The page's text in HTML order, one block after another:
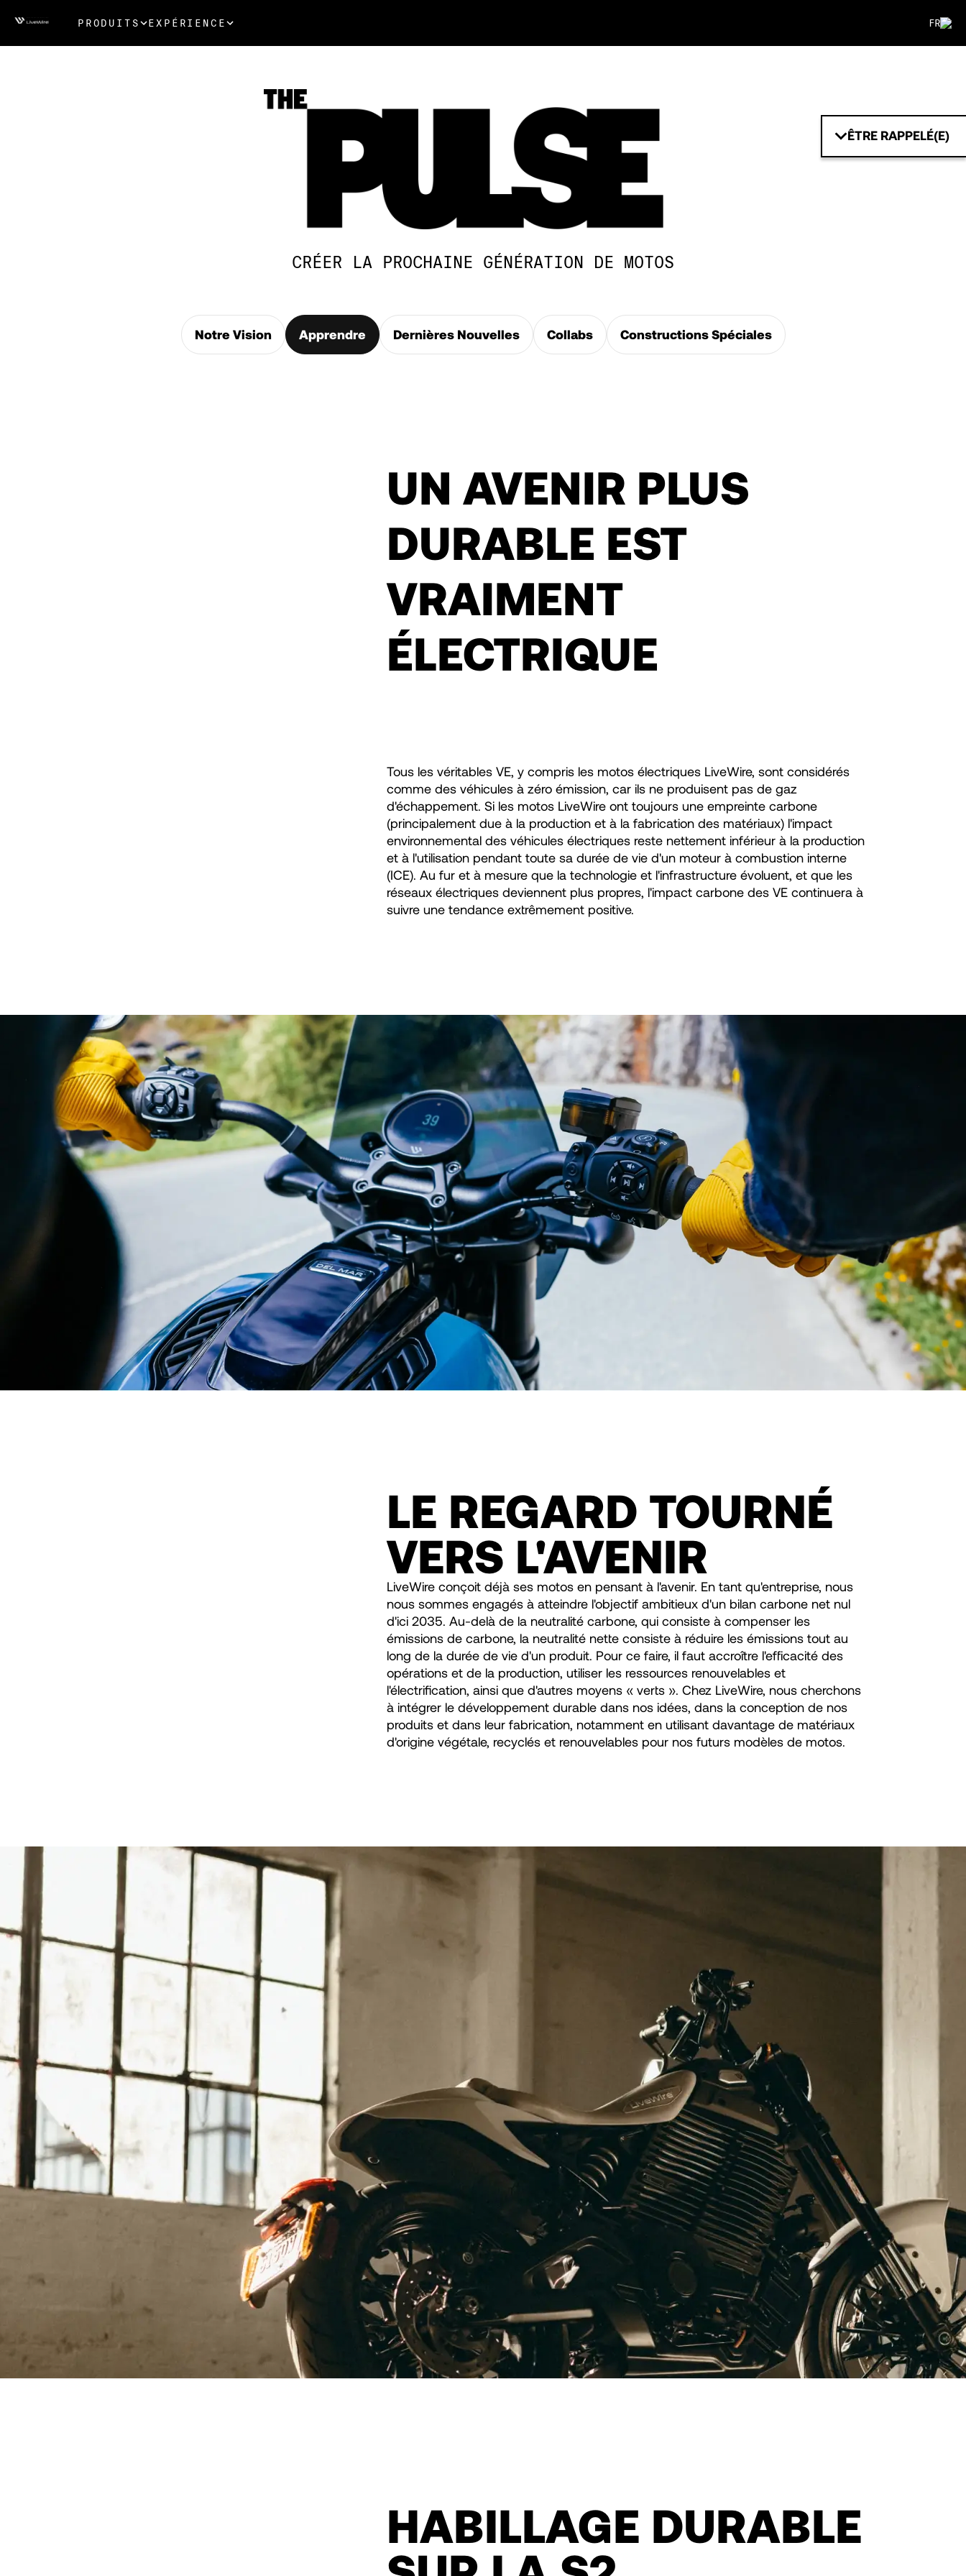
PRODUITS EXPÉRIENCE FR
ÊTRE RAPPELÉ(E)
CRÉER LA PROCHAINE GÉNÉRATION DE MOTOS
Notre Vision Apprendre Dernières Nouvelles Collabs Constructions Spéciales
UN AVENIR PLUS
DURABLE EST
VRAIMENT
ÉLECTRIQUE
Tous les véritables VE, y compris les motos électriques LiveWire, sont considérés
comme des véhicules à zéro émission, car ils ne produisent pas de gaz
d'échappement. Si les motos LiveWire ont toujours une empreinte carbone
(principalement due à la production et à la fabrication des matériaux) l'impact
environnemental des véhicules électriques reste nettement inférieur à la production
et à l'utilisation pendant toute sa durée de vie d'un moteur à combustion interne
(ICE). Au fur et à mesure que la technologie et l'infrastructure évoluent, et que les
réseaux électriques deviennent plus propres, l'impact carbone des VE continuera à
suivre une tendance extrêmement positive.
LE REGARD TOURNÉ
VERS L'AVENIR
LiveWire conçoit déjà ses motos en pensant à l'avenir. En tant qu'entreprise, nous
nous sommes engagés à atteindre l'objectif ambitieux d'un bilan carbone net nul
d'ici 2035. Au-delà de la neutralité carbone, qui consiste à compenser les
émissions de carbone, la neutralité nette consiste à réduire les émissions tout au
long de la durée de vie d'un produit. Pour ce faire, il faut accroître l'efficacité des
opérations et de la production, utiliser les ressources renouvelables et
l'électrification, ainsi que d'autres moyens « verts ». Chez LiveWire, nous cherchons
à intégrer le développement durable dans nos idées, dans la conception de nos
produits et dans leur fabrication, notamment en utilisant davantage de matériaux
d'origine végétale, recyclés et renouvelables pour nos futurs modèles de motos.
HABILLAGE DURABLE